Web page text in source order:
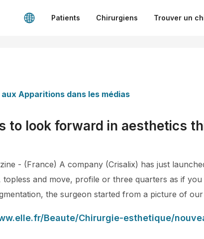
Patients Chirurgiens Trouver un
aux Apparitions dans les médias
to look forward in aesthetics
- (France) A company (Crisalix) has just
topless and move, profile or three quarters as if
the surgeon started from a picture of
Beaute/Chirurgie-esthetique/